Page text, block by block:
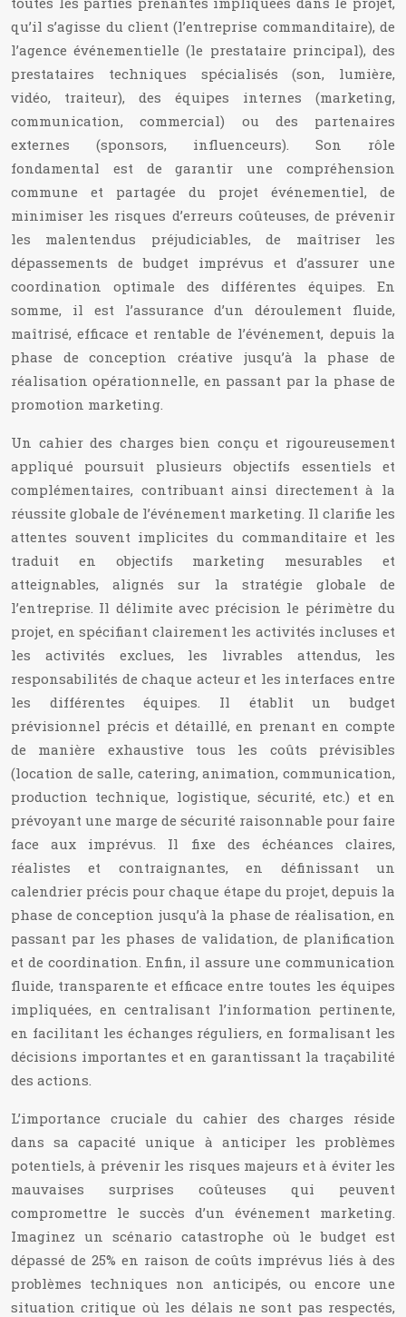
qu’il s’agisse du client (l’entreprise commanditaire), de
l’agence événementielle (le prestataire principal), des
prestataires techniques spécialisés (son, lumière,
vidéo, traiteur), des équipes internes (marketing,
communication, commercial) ou des partenaires
externes (sponsors, influenceurs). Son rôle
fondamental est de garantir une compréhension
commune et partagée du projet événementiel, de
minimiser les risques d’erreurs coûteuses, de prévenir
les malentendus préjudiciables, de maîtriser les
dépassements de budget imprévus et d’assurer une
coordination optimale des différentes équipes. En
somme, il est l’assurance d’un déroulement fluide,
maîtrisé, efficace et rentable de l’événement, depuis la
phase de conception créative jusqu’à la phase de
réalisation opérationnelle, en passant par la phase de
promotion marketing.
Un cahier des charges bien conçu et rigoureusement
appliqué poursuit plusieurs objectifs essentiels et
complémentaires, contribuant ainsi directement à la
réussite globale de l’événement marketing. Il clarifie les
attentes souvent implicites du commanditaire et les
traduit en objectifs marketing mesurables et
atteignables, alignés sur la stratégie globale de
l’entreprise. Il délimite avec précision le périmètre du
projet, en spécifiant clairement les activités incluses et
les activités exclues, les livrables attendus, les
responsabilités de chaque acteur et les interfaces entre
les différentes équipes. Il établit un budget
prévisionnel précis et détaillé, en prenant en compte
de manière exhaustive tous les coûts prévisibles
(location de salle, catering, animation, communication,
production technique, logistique, sécurité, etc.) et en
prévoyant une marge de sécurité raisonnable pour faire
face aux imprévus. Il fixe des échéances claires,
réalistes et contraignantes, en définissant un
calendrier précis pour chaque étape du projet, depuis la
phase de conception jusqu’à la phase de réalisation, en
passant par les phases de validation, de planification
et de coordination. Enfin, il assure une communication
fluide, transparente et efficace entre toutes les équipes
impliquées, en centralisant l’information pertinente,
en facilitant les échanges réguliers, en formalisant les
décisions importantes et en garantissant la traçabilité
des actions.
L’importance cruciale du cahier des charges réside
dans sa capacité unique à anticiper les problèmes
potentiels, à prévenir les risques majeurs et à éviter les
mauvaises surprises coûteuses qui peuvent
compromettre le succès d’un événement marketing.
Imaginez un scénario catastrophe où le budget est
dépassé de 25% en raison de coûts imprévus liés à des
problèmes techniques non anticipés, ou encore une
situation critique où les délais ne sont pas respectés,